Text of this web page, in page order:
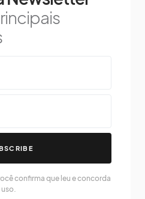
confirma que leu e concorda